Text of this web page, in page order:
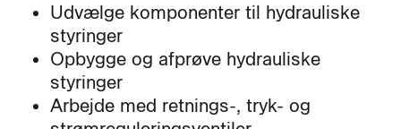
Udvælge komponenter til hydrauliske
styringer
Opbygge og afprøve hydrauliske
styringer
Arbejde med retnings-, tryk- og